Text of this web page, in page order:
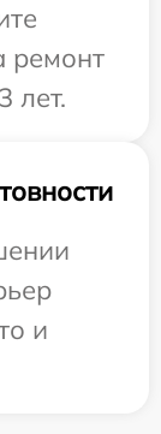
ремонт
лет.
и